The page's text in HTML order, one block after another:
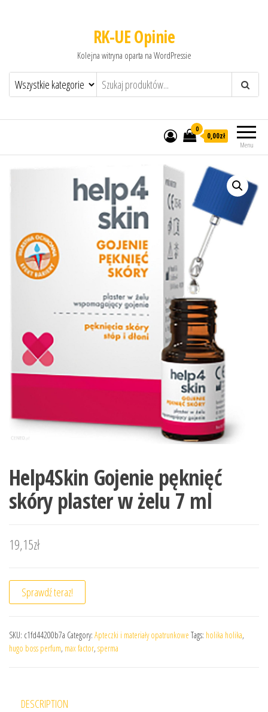
RK-UE Opinie
Kolejna witryna oparta na WordPressie
Menu
0
0,00zł
Help4Skin Gojenie pęknięć
skóry plaster w żelu 7 ml
19,15zł
Sprawdź teraz!
SKU: c1fd44200b7a Category: Apteczki i materiały opatrunkowe Tags: holika holika,
hugo boss perfum, max factor, sperma
DESCRIPTION